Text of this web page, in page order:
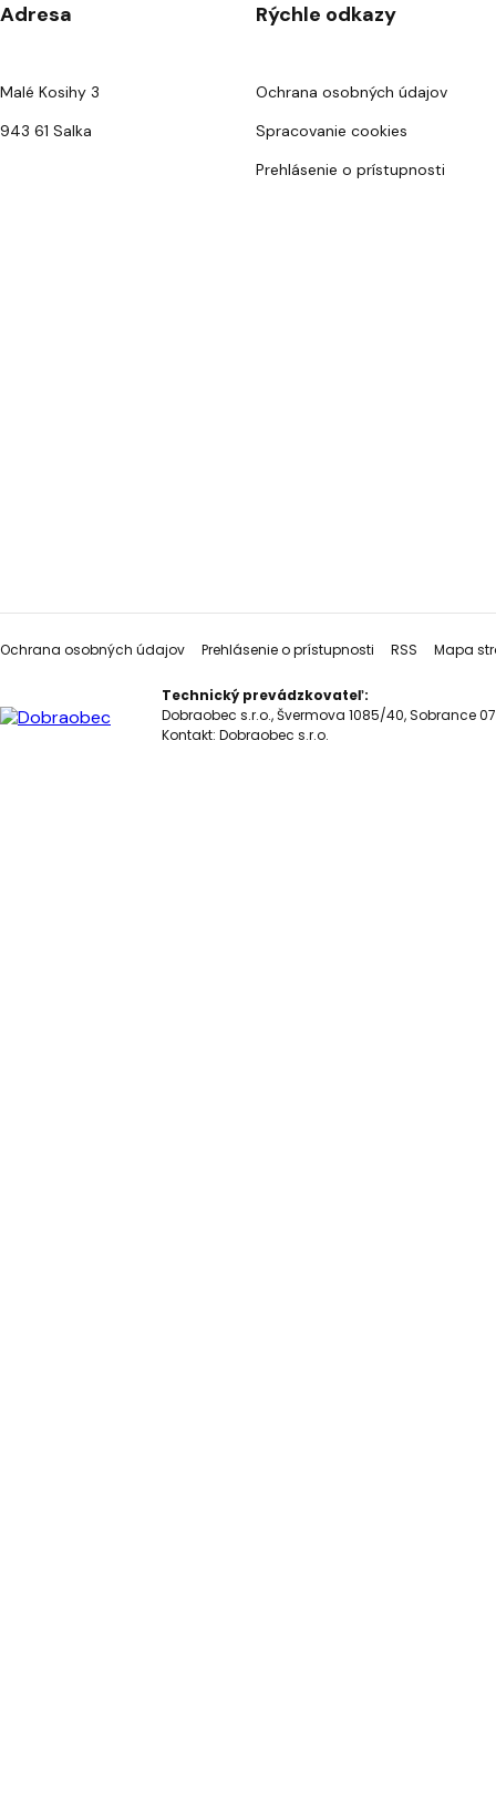
Adresa
Malé Kosihy 3
943 61 Salka
Rýchle odkazy
Ochrana osobných údajov
Spracovanie cookies
Prehlásenie o prístupnosti
Ochrana osobných údajov Prehlásenie o prístupnosti RSS Mapa
Technický prevádzkovateľ:
Dobraobec s.r.o., Švermova 1085/40, Sobrance
Kontakt: Dobraobec s.r.o.